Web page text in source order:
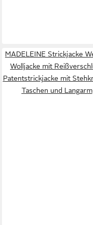
MADELEINE Strickjacke
Wolljacke mit
Patentstrickjacke mit
Taschen und Langarm